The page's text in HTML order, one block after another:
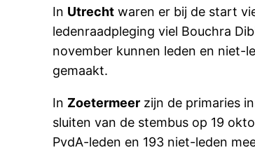
In Utrecht waren er bij de start
ledenraadpleging viel Bouchra
november kunnen leden en niet-
gemaakt.
In Zoetermeer zijn de primaries
sluiten van de stembus op 19
PvdA-leden en 193 niet-leden